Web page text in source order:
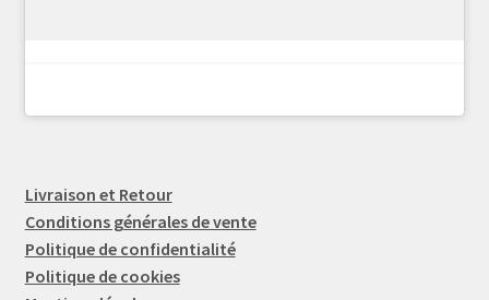
Livraison et Retour
Conditions générales de vente
Politique de confidentialité
Politique de cookies